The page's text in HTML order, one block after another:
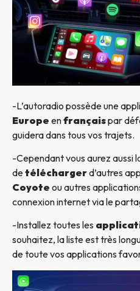
-L’autoradio possède une
Europe enfrançaispar
guidera dans tous vos trajets.
-Cependant vous aurez aussi
detéléchargerd’autres
Coyote ou autres
connexion internet via le
-Installez toutes les
souhaitez, la liste est très
de toute vos applications